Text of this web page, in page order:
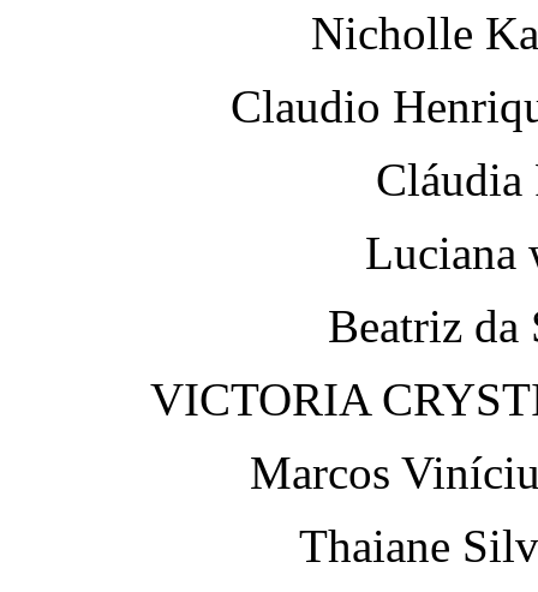
Nicholle
Claudio
Cláudia
Luciana
Beatriz
VICTORIA
Marcos
Thaiane